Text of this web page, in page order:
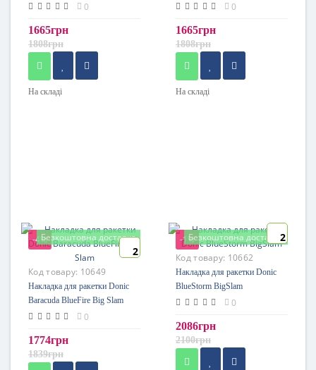
0
1665грн
1808грн
На складі
0
1665грн
1808грн
На складі
-4%Безкоштовна доставка
2
Код товару: 10649
Накладка для ракетки Donic
Baracuda BlueFire Big Slam
0
1774грн
1839грн
-1%Безкоштовна доставка2
Код товару: 10662
Накладка для ракетки Donic
BlueStorm BigSlam
0
2086грн
2100грн